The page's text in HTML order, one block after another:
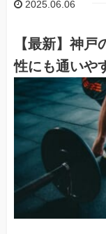
2025.06.06
【最新】神
性にも通いや